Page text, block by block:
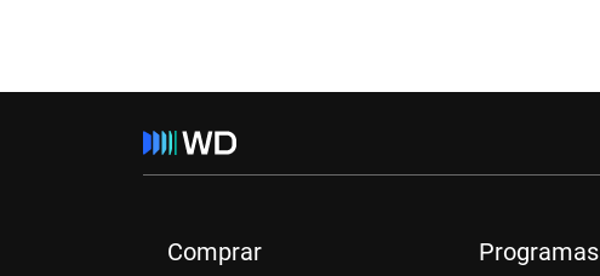
Comprar Programas